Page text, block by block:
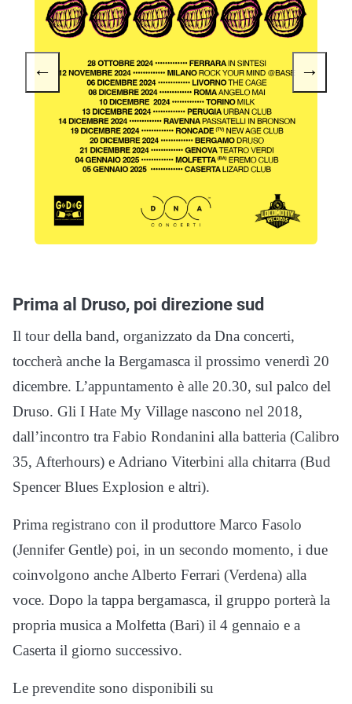
← →
Prima al Druso, poi direzione sud
Il tour della band, organizzato da Dna concerti,
toccherà anche la Bergamasca il prossimo venerdì 20
dicembre. L’appuntamento è alle 20.30, sul palco del
Druso. Gli I Hate My Village nascono nel 2018,
dall’incontro tra Fabio Rondanini alla batteria (Calibro
35, Afterhours) e Adriano Viterbini alla chitarra (Bud
Spencer Blues Explosion e altri).
Prima registrano con il produttore Marco Fasolo
(Jennifer Gentle) poi, in un secondo momento, i due
coinvolgono anche Alberto Ferrari (Verdena) alla
voce. Dopo la tappa bergamasca, il gruppo porterà la
propria musica a Molfetta (Bari) il 4 gennaio e a
Caserta il giorno successivo.
Le prevendite sono disponibili su